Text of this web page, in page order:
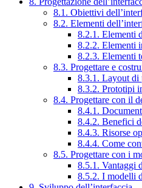
8.1. Obiettivi
8.2. Elementi
8.2.1. Elementi
8.2.2. Elementi
8.2.3. Elementi
8.3. Progettare e
8.3.1. Layout di
8.3.2. Prototipi
8.4. Progettare con il
8.4.1.
8.4.2. Benefici
8.4.3. Risorse
8.4.4. Come
8.5. Progettare con i
8.5.1. Vantaggi
8.5.2. I modelli